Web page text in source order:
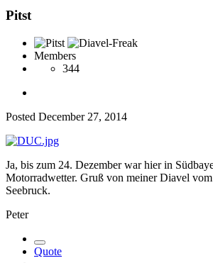
Pitst
Members
344
Posted December 27, 2014
Ja, bis zum 24. Dezember war hier in
Motorradwetter. Gruß von meiner Diavel
Seebruck.
Peter
Quote